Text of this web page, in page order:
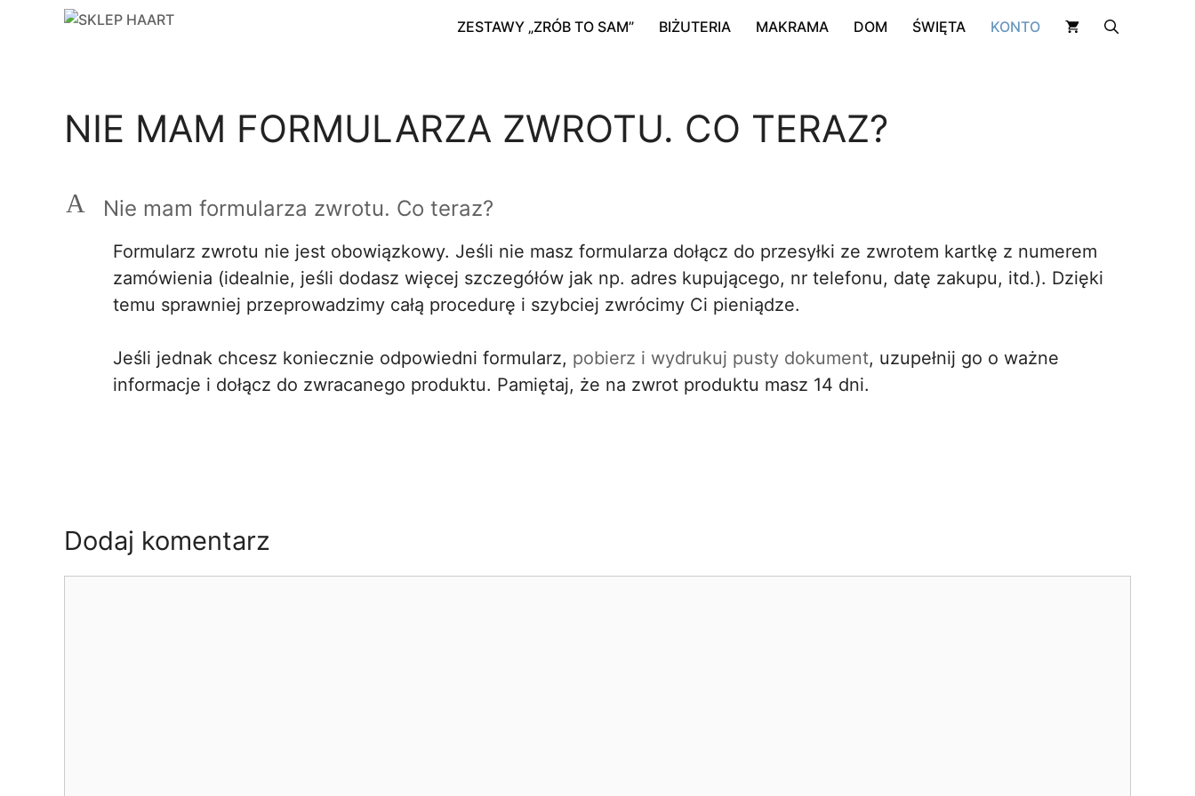
ZESTAWY „ZRÓB TO SAM” BIŻUTERIA MAKRAMA DOM ŚWIĘTA KONTO
NIE MAM FORMULARZA ZWROTU. CO TERAZ?
A Nie mam formularza zwrotu. Co teraz?
Formularz zwrotu nie jest obowiązkowy. Jeśli nie masz formularza dołącz do przesyłki ze zwrotem kartkę z numerem
zamówienia (idealnie, jeśli dodasz więcej szczegółów jak np. adres kupującego, nr telefonu, datę zakupu, itd.). Dzięki
temu sprawniej przeprowadzimy całą procedurę i szybciej zwrócimy Ci pieniądze.
Jeśli jednak chcesz koniecznie odpowiedni formularz, pobierz i wydrukuj pusty dokument, uzupełnij go o ważne
informacje i dołącz do zwracanego produktu. Pamiętaj, że na zwrot produktu masz 14 dni.
Dodaj komentarz